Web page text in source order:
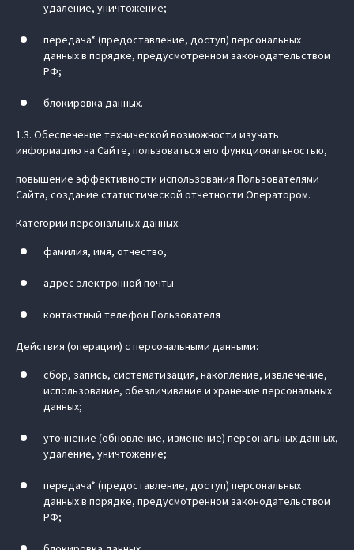
удаление, уничтожение;
передача* (предоставление, доступ) персональных
данных в порядке, предусмотренном законодательством
РФ;
блокировка данных.
1.3. Обеспечение технической возможности изучать
информацию на Сайте, пользоваться его функциональностью,
повышение эффективности использования Пользователями
Сайта, создание статистической отчетности Оператором.
Категории персональных данных:
фамилия, имя, отчество,
адрес электронной почты
контактный телефон Пользователя
Действия (операции) с персональными данными:
сбор, запись, систематизация, накопление, извлечение,
использование, обезличивание и хранение персональных
данных;
уточнение (обновление, изменение) персональных данных,
удаление, уничтожение;
передача* (предоставление, доступ) персональных
данных в порядке, предусмотренном законодательством
РФ;